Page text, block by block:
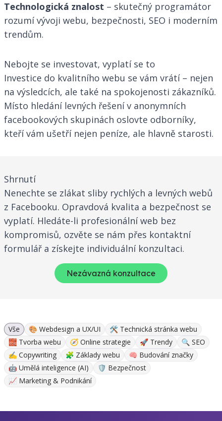
Technologická znalost – skutečný programátor
rozumí vývoji webu, bezpečnosti, SEO i moderním
trendům.
Nebojte se investovat, vyplatí se to
Investice do kvalitního webu se vám vrátí – nejen
na výsledcích, ale také na spokojenosti zákazníků.
Místo hledání levných řešení v anonymních
facebookových skupinách oslovte odborníky,
kteří vám ušetří nejen peníze, ale hlavně starosti.
Shrnutí
Nenechte se zlákat sliby rychlých a levných webů
z Facebooku. Opravdová kvalita a bezpečnost se
vyplatí. Hledáte-li profesionální web bez
kompromisů, ozvěte se nám přes kontaktní
formulář a získejte individuální konzultaci.
Nezávazná konzultace
Vše 🎨 Webdesign a UX/UI
🛠 Technická stránka webu
🧱 Tvorba webu
🧭 Online strategie 🚀 Trendy
🔍 SEO
✍ Copywriting
🧩 Základy webu
🧠 Budování značky
🤖 Umělá inteligence (AI)
🛡️ Bezpečnost
📈 Marketing & Podnikání